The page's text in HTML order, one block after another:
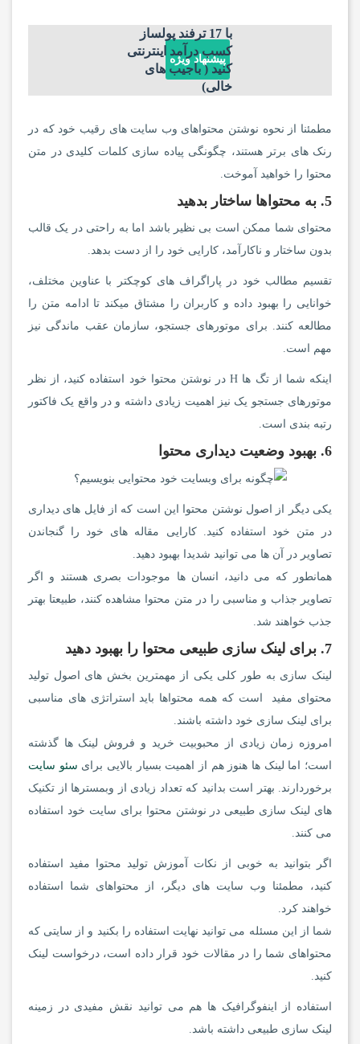
پیشنهاد ویژه
با 17 ترفند پولساز
کسب درآمد اینترنتی
کنید ( باجیب های
خالی)
مطمئنا از نحوه نوشتن محتواهای وب سایت های رقیب خود که در
رنک های برتر هستند، چگونگی پیاده سازی کلمات کلیدی در متن
محتوا را خواهید آموخت.
5. به محتواها ساختار بدهید
محتوای شما ممکن است بی نظیر باشد اما به راحتی در یک قالب
بدون ساختار و ناکارآمد، کارایی خود را از دست بدهد.
تقسیم مطالب خود در پاراگراف های کوچکتر با عناوین مختلف،
خوانایی را بهبود داده و کاربران را مشتاق میکند تا ادامه متن را
مطالعه کنند. برای موتورهای جستجو، سازمان عقب ماندگی نیز
مهم است.
اینکه شما از تگ ها H در نوشتن محتوا خود استفاده کنید، از نظر
موتورهای جستجو یک نیز اهمیت زیادی داشته و در واقع یک فاکتور
رتبه بندی است.
6. بهبود وضعیت دیداری محتوا
یکی دیگر از اصول نوشتن محتوا این است که از فایل های دیداری
در متن خود استفاده کنید. کارایی مقاله های خود را گنجاندن
تصاویر در آن ها می توانید شدیدا بهبود دهید.
همانطور که می دانید، انسان ها موجودات بصری هستند و اگر
تصاویر جذاب و مناسبی را در متن محتوا مشاهده کنند، طبیعتا بهتر
جذب خواهند شد.
7. برای لینک سازی طبیعی محتوا را بهبود دهید
لینک سازی به طور کلی یکی از مهمترین بخش های اصول تولید
محتوای مفید است که همه محتواها باید استراتژی های مناسبی
برای لینک سازی خود داشته باشند.
امروزه زمان زیادی از محبوبیت خرید و فروش لینک ها گذشته
است؛ اما لینک ها هنوز هم از اهمیت بسیار بالایی برای سئو سایت
برخوردارند. بهتر است بدانید که تعداد زیادی از وبمسترها از تکنیک
های لینک سازی طبیعی در نوشتن محتوا برای سایت خود استفاده
می کنند.
اگر بتوانید به خوبی از نکات آموزش تولید محتوا مفید استفاده
کنید، مطمئنا وب سایت های دیگر، از محتواهای شما استفاده
خواهند کرد.
شما از این مسئله می توانید نهایت استفاده را بکنید و از سایتی که
محتواهای شما را در مقالات خود قرار داده است، درخواست لینک
کنید.
استفاده از اینفوگرافیک ها هم می توانید نقش مفیدی در زمینه
لینک سازی طبیعی داشته باشد.